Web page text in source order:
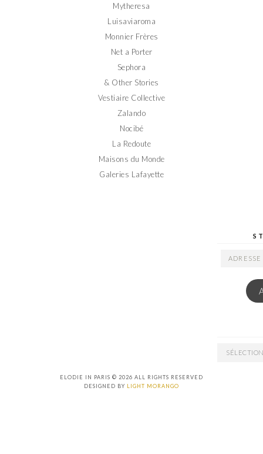
Mytheresa
Luisaviaroma
Monnier Frères
Net a Porter
Sephora
& Other Stories
Vestiaire Collective
Zalando
Nocibé
La Redoute
Maisons du Monde
Galeries Lafayette
ADRESSE
ARCHIVES
ELODIE IN PARIS © 2026 ALL RIGHTS RESERVED
DESIGNED BY LIGHT MORANGO